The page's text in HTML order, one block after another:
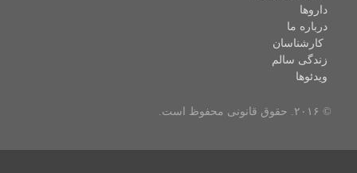
داروها
درباره ما
کارشناسان
زندگی سالم
ویدئوها
© ۲۰۱۶. حقوق قانونی محفوظ است.